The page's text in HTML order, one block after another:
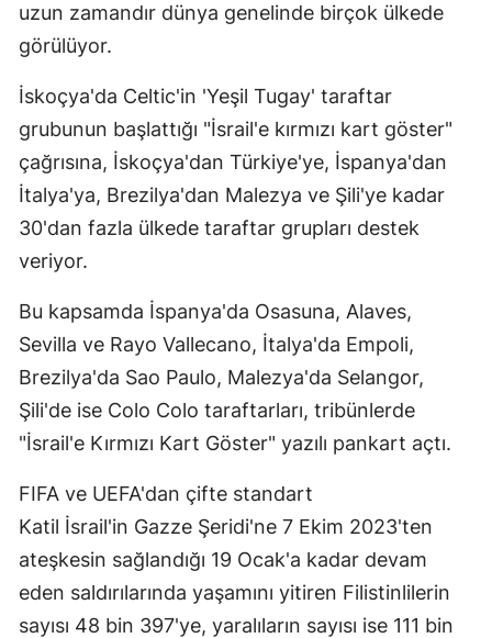
uzun zamandır dünya genelinde birçok ülkede
görülüyor.
İskoçya'da Celtic'in 'Yeşil Tugay' taraftar
grubunun başlattığı "İsrail'e kırmızı kart göster"
çağrısına, İskoçya'dan Türkiye'ye, İspanya'dan
İtalya'ya, Brezilya'dan Malezya ve Şili'ye kadar
30'dan fazla ülkede taraftar grupları destek
veriyor.
Bu kapsamda İspanya'da Osasuna, Alaves,
Sevilla ve Rayo Vallecano, İtalya'da Empoli,
Brezilya'da Sao Paulo, Malezya'da Selangor,
Şili'de ise Colo Colo taraftarları, tribünlerde
"İsrail'e Kırmızı Kart Göster" yazılı pankart açtı.
FIFA ve UEFA'dan çifte standart
Katil İsrail'in Gazze Şeridi'ne 7 Ekim 2023'ten
ateşkesin sağlandığı 19 Ocak'a kadar devam
eden saldırılarında yaşamını yitiren Filistinlilerin
sayısı 48 bin 397'ye, yaralıların sayısı ise 111 bin